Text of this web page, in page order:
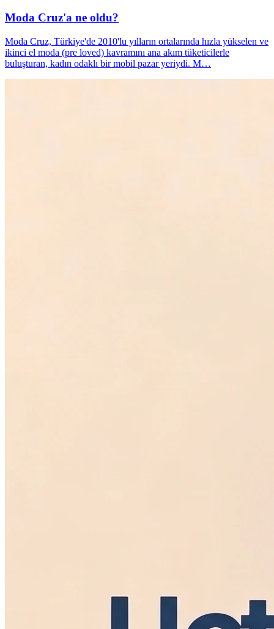
Moda Cruz'a ne oldu?
Moda Cruz, Türkiye'de 2010'lu yılların ortalarında hızla yükselen ve
ikinci el moda (pre loved) kavramını ana akım tüketicilerle
buluşturan, kadın odaklı bir mobil pazar yeriydi. M…